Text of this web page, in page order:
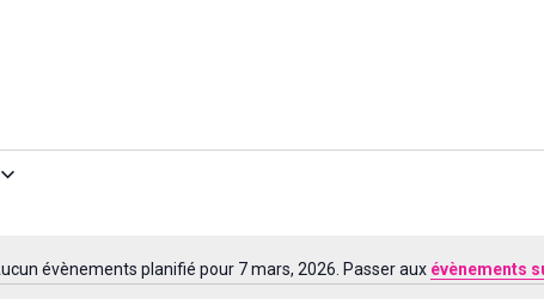
Notice
évènements planifié pour 7 mars, 2026. Passer aux évènements